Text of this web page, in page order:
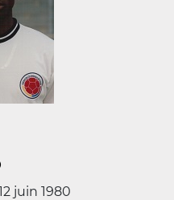
juin 1980